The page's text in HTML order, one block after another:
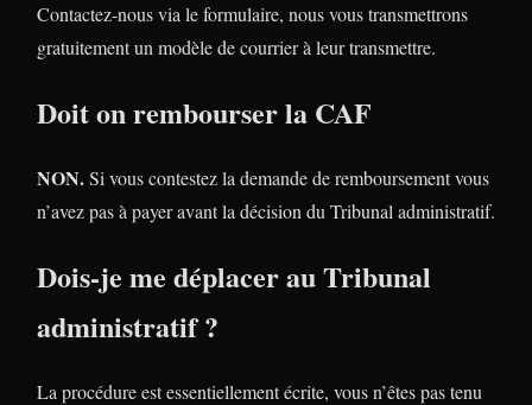
Contactez-nous via le formulaire, nous vous transmettrons
gratuitement un modèle de courrier à leur transmettre.
Doit on rembourser la CAF
NON.Si vous contestez la demande de remboursement vous
n’avez pas à payer avant la décision du Tribunal administratif.
Dois-je me déplacer au Tribunal
administratif ?
La procédure est essentiellement écrite, vous n’êtes pas tenu